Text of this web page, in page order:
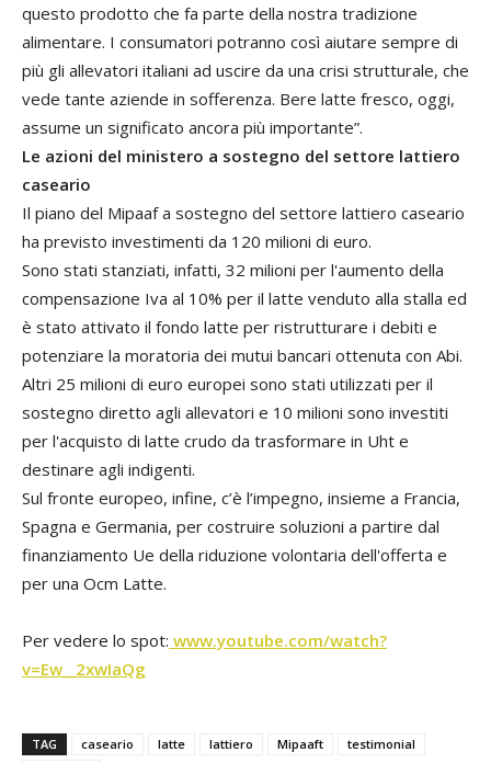
questo prodotto che fa parte della nostra tradizione
alimentare. I consumatori potranno così aiutare sempre di
più gli allevatori italiani ad uscire da una crisi strutturale, che
vede tante aziende in sofferenza. Bere latte fresco, oggi,
assume un significato ancora più importante”.
Le azioni del ministero a sostegno del settore lattiero
caseario
Il piano del Mipaaf a sostegno del settore lattiero caseario
ha previsto investimenti da 120 milioni di euro.
Sono stati stanziati, infatti, 32 milioni per l'aumento della
compensazione Iva al 10% per il latte venduto alla stalla ed
è stato attivato il fondo latte per ristrutturare i debiti e
potenziare la moratoria dei mutui bancari ottenuta con Abi.
Altri 25 milioni di euro europei sono stati utilizzati per il
sostegno diretto agli allevatori e 10 milioni sono investiti
per l'acquisto di latte crudo da trasformare in Uht e
destinare agli indigenti.
Sul fronte europeo, infine, c’è l’impegno, insieme a Francia,
Spagna e Germania, per costruire soluzioni a partire dal
finanziamento Ue della riduzione volontaria dell'offerta e
per una Ocm Latte.
Per vedere lo spot: www.youtube.com/watch?
v=Ew__2xwIaQg
TAG caseario latte lattiero Mipaaft
testimonial